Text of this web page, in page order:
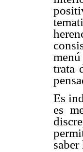
trata
Es
es